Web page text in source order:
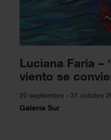
Luciana Faria –
viento se
20 septiembre - 31 octubre
Galería Sur